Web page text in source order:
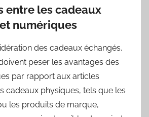
entre les cadeaux
numériques
des cadeaux échangés,
peser les avantages des
par rapport aux articles
cadeaux physiques, tels que les
les produits de marque,